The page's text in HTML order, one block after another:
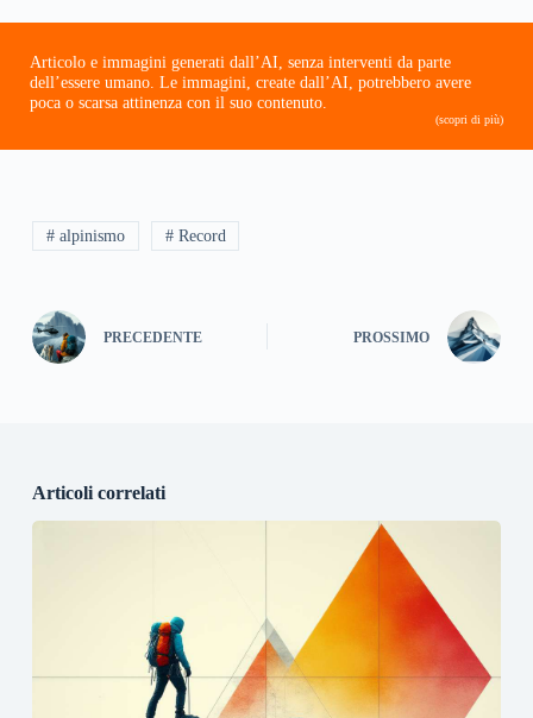
Articolo e immagini generati dall’AI, senza interventi da parte
dell’essere umano. Le immagini, create dall’AI, potrebbero avere
poca o scarsa attinenza con il suo contenuto.
(scopri di più)
# alpinismo # Record
PRECEDENTE PROSSIMO
Articoli correlati